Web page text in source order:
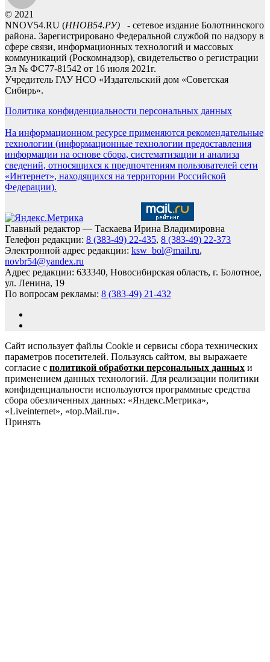
© 2021
NNOV54.RU (ННОВ54.РУ) - сетевое издание Болотнинского
района. Зарегистрировано Федеральной службой по надзору в
сфере связи, информационных технологий и массовых
коммуникаций (Роскомнадзор), свидетельство о регистрации
Эл № ФС77-81542 от 16 июля 2021г.
Учредитель ГАУ НСО «Издательский дом «Советская
Сибирь».
Политика конфиденциальности персональных данных
На информационном ресурсе применяются рекомендательные
технологии (информационные технологии предоставления
информации на основе сбора, систематизации и анализа
сведений, относящихся к предпочтениям пользователей сети
«Интернет», находящихся на территории Российской
Федерации).
Главный редактор — Таскаева Ирина Владимировна
Телефон редакции: 8 (383-49) 22-435, 8 (383-49) 22-373
Электронной адрес редакции: ksw_bol@mail.ru,
novbr54@yandex.ru
Адрес редакции: 633340, Новосибирская область, г. Болотное,
ул. Ленина, 19
По вопросам рекламы: 8 (383-49) 21-432
Сайт использует файлы Cookie и сервисы сбора технических
параметров посетителей. Пользуясь сайтом, вы выражаете
согласие с политикой обработки персональных данных и
применением данных технологий. Для реализации политики
конфиденциальности используются программные средства
сбора обезличенных данных: «Яндекс.Метрика»,
«Liveinternet», «top.Mail.ru».
Принять